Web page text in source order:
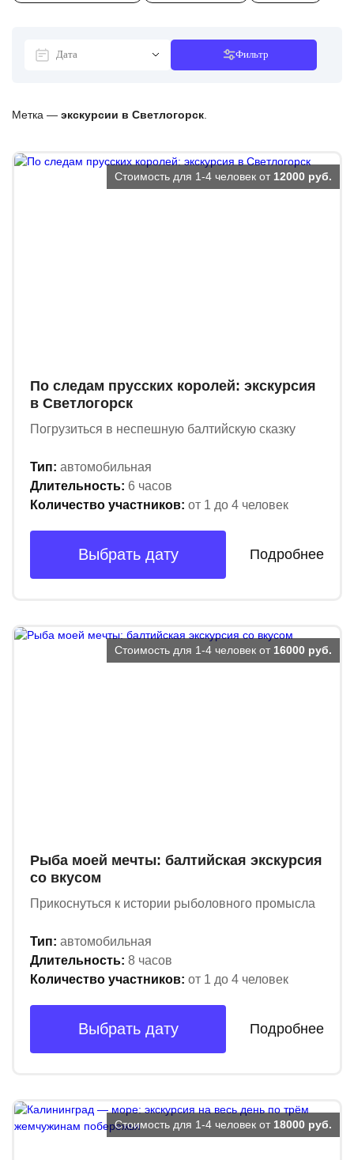
Фильтр
Метка — экскурсии в Светлогорск
По следам прусских королей: экскурсия
в Светлогорск
Погрузиться в неспешную балтийскую сказку
Тип: автомобильная
Длительность: 6 часов
Количество участников: от 1 до 4 человек
Стоимость для 1-4 человек от 12000 руб.
Выбрать дату Подробнее
Рыба моей мечты: балтийская экскурсия
со вкусом
Прикоснуться к истории рыболовного промысла
Тип: автомобильная
Длительность: 8 часов
Количество участников: от 1 до 4 человек
Стоимость для 1-4 человек от 16000 руб.
Выбрать дату Подробнее
Стоимость для 1-4 человек от 18000 руб.